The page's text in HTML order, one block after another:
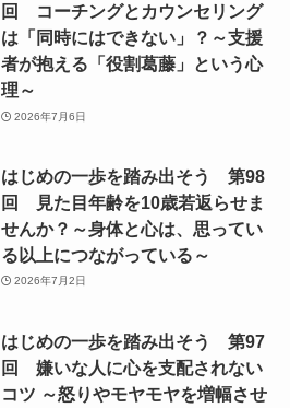
回 コーチングとカウンセリング
は「同時にはできない」？～支援
者が抱える「役割葛藤」という心
理～
2026年7月6日
はじめの一歩を踏み出そう 第98
回 見た目年齢を10歳若返らせま
せんか？～身体と心は、思ってい
る以上につながっている～
2026年7月2日
はじめの一歩を踏み出そう 第97
回 嫌いな人に心を支配されない
コツ ～怒りやモヤモヤを増幅させ